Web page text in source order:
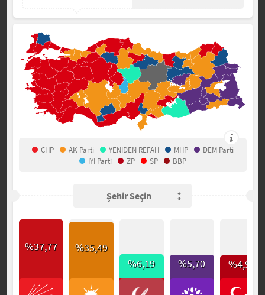
CHP AK Parti YENİDEN REFAH MHP
DEM Parti
İYİ Parti
ZP SP BBP
Şehir Seçin
%37,77 %35,49
%6,19 %5,70 %4,99